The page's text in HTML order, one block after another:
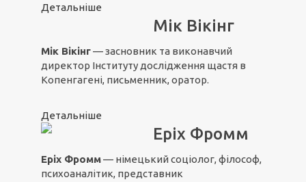
Детальніше
Мік Вікінг
Мік Вікінг— засновник та виконавчий
директор Інституту дослідження щастя в
Копенгагені, письменник, оратор.
Детальніше
Еріх Фромм
Еріх Фромм— німецький соціолог, філософ,
психоаналітик, представник